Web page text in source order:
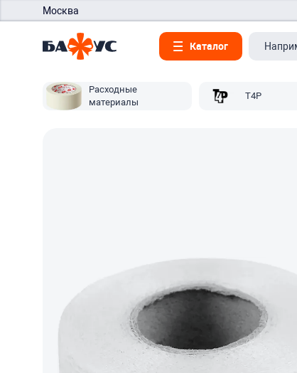
Москва
Каталог
Расходные
материалы
T4P